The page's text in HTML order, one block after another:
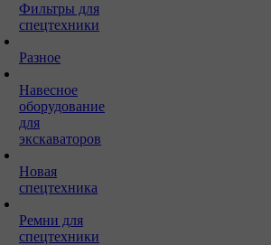
Фильтры для
спецтехники
Разное
Навесное
оборудование
для
экскаваторов
Новая
спецтехника
Ремни для
спецтехники